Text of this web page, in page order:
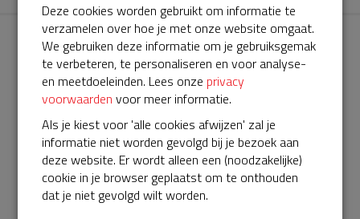
AED360-ProCardio
ServiceBuurtAED wordt aangeboden door de Hartstichting en
AED360-ProCardio. Net als bij BuurtAED is AED360-ProCardio
de leverancier van het servicepakket en ontzorgen zij jou de
Deze cookies worden gebruikt om informatie te
verzamelen over hoe je met onze website omgaat.
We gebruiken deze informatie om je gebruiksgemak
te verbeteren, te personaliseren en voor analyse-
en meetdoeleinden. Lees onze privacy
voorwaarden voor meer informatie.
Als je kiest voor 'alle cookies afwijzen' zal je
informatie niet worden gevolgd bij je bezoek aan
deze website. Er wordt alleen een (noodzakelijke)
cookie in je browser geplaatst om te onthouden
dat je niet gevolgd wilt worden.